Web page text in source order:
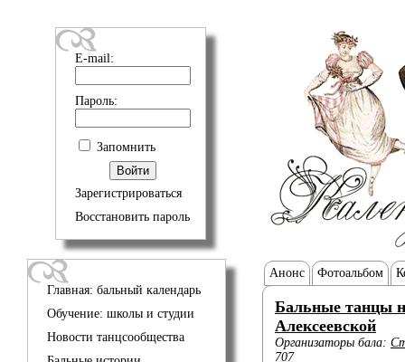
E-mail:
Пароль:
Запомнить
Зарегистрироваться
Восстановить пароль
Главная: бальный календарь
Обучение: школы и студии
Новости танцсообщества
Анонс Фотоальбом
Бальные танцы
Алексеевской
Организаторы бала:
707